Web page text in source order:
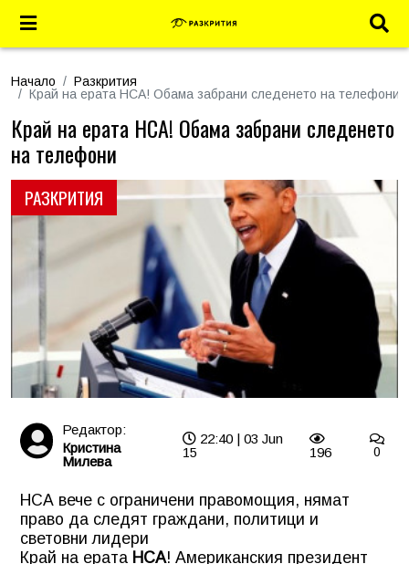
Начало
Разкрития
Край на ерата НСА! Обама забрани следенето на телефони
РАЗКРИТИЯ
Край на ерата НСА! Обама забрани следенето
на телефони
Редактор:
Кристина
Милева
22:40 | 03 Jun
15
196 0
НСА вече с ограничени правомощия, нямат
право да следят граждани, политици и
световни лидери
Край на ерата НСА! Американския президент